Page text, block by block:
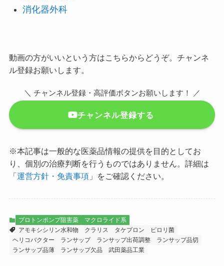
消化器外科
動画の方がいいという方はこちらからどうぞ。チャンネ
ル登録お願いします。
＼ チャンネル登録・高評価ボタンお願いします！ ／
チャンネル登録する
※本記事は一般的な医薬品情報の提供を目的としてお
り、個別の治療判断を行うものではありません。詳細は
「運営方針・免責事項」をご確認ください。
プロトンポンプ阻害薬
マクロライド系
アモキシシリン水和物
クラリス タケプロン
ピロリ菌
ヘリコバクター
ランサップ ランサップ出荷調整
ランサップ品切
ランサップ品薄
ランサップ欠品 武田薬品工業